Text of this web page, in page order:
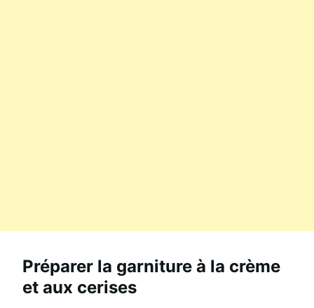
Préparer la garniture à la crème
et aux cerises